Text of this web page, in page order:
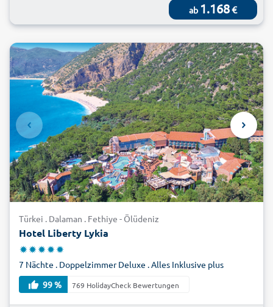
ab 1.168€
Türkei . Dalaman . Fethiye - Ölüdeniz
Hotel Liberty Lykia
7 Nächte . Doppelzimmer Deluxe . Alles Inklusive plus
99 %
769 HolidayCheck Bewertungen